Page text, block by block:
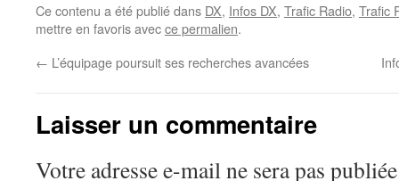
Ce contenu a été publié dans DX, Infos DX, Trafic Radio, Trafic
mettre en favoris avecce permalien.
← L’équipage poursuit ses recherches avancées
Laisser un commentaire
Votre adresse e-mail ne sera pas